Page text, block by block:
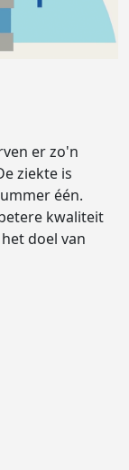
er zo'n
ziekte is
één.
kwaliteit
doel van